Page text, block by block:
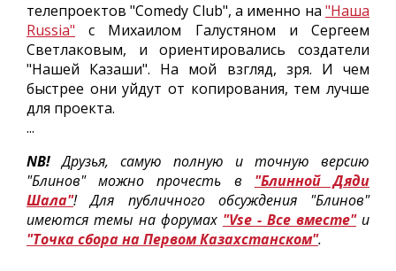
телепроектов "Comedy Club", а именно на "Наша
Russia" с Михаилом Галустяном и Сергеем
Светлаковым, и ориентировались создатели
"Нашей Казаши". На мой взгляд, зря. И чем
быстрее они уйдут от копирования, тем лучше
для проекта.
...
NB! Друзья, самую полную и точную версию
"Блинов" можно прочесть в "Блинной Дяди
Шала"! Для публичного обсуждения "Блинов"
имеются темы на форумах "Vse - Все вместе"и
"Точка сбора на Первом Казахстанском".